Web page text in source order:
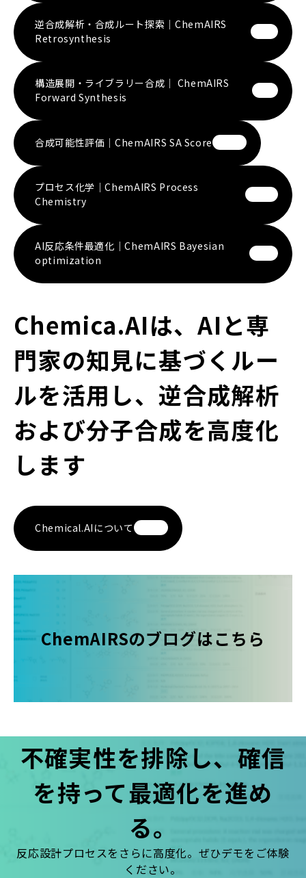
逆合成解析・合成ルート探索｜ChemAIRS
Retrosynthesis
構造展開・ライブラリー合成｜ ChemAIRS
Forward Synthesis
合成可能性評価｜ChemAIRS SA Score
プロセス化学｜ChemAIRS Process
Chemistry
AI反応条件最適化｜ChemAIRS Bayesian
optimization
Chemica.AIは、AIと専
門家の知見に基づくルー
ルを活用し、逆合成解析
および分子合成を高度化
します
Chemical.AIについて
ChemAIRSのブログはこちら
不確実性を排除し、確信
を持って最適化を進め
る。
反応設計プロセスをさらに高度化。ぜひデモをご体験
ください。